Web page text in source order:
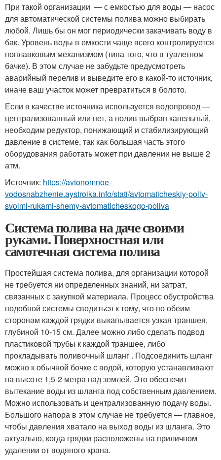
При такой организации — с емкостью для воды — насос
для автоматической системы полива можно выбирать
любой. Лишь бы он мог периодически закачивать воду в
бак. Уровень воды в емкости чаще всего контролируется
поплавковым механизмом (типа того, что в туалетном
бачке). В этом случае не забудьте предусмотреть
аварийный перелив и выведите его в какой-то источник,
иначе ваш участок может превратиться в болото.
Если в качестве источника используется водопровод —
централизованный или нет, а полив выбран капельный,
необходим редуктор, понижающий и стабилизирующий
давление в системе, так как большая часть этого
оборудования работать может при давлении не выше 2
атм.
Источник: https://avtonomnoe-
vodosnabzhenie.aystroika.info/stati/avtomaticheskiy-poliv-
svoimi-rukami-shemy-avtomaticheskogo-poliva
Система полива на даче своими
руками. Поверхностная или
самотечная система полива
Простейшая система полива, для организации которой
не требуется ни определенных знаний, ни затрат,
связанных с закупкой материала. Процесс обустройства
подобной системы сводиться к тому, что по обеим
сторонам каждой грядки выкапывается узкая траншея,
глубиной 10-15 см. Далее можно либо сделать подвод
пластиковой трубы к каждой траншее, либо
прокладывать поливочный шланг . Подсоединить шланг
можно к обычной бочке с водой, которую устанавливают
на высоте 1,5-2 метра над землей. Это обеспечит
вытекание воды из шланга под собственным давлением.
Можно использовать и централизованную подачу воды.
Большого напора в этом случае не требуется — главное,
чтобы давления хватало на выход воды из шланга. Это
актуально, когда грядки расположены на приличном
удалении от водяного крана.